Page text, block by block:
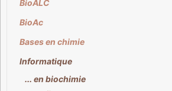
BioALC
BioAc
Bases en chimie
Informatique
... en biochimie